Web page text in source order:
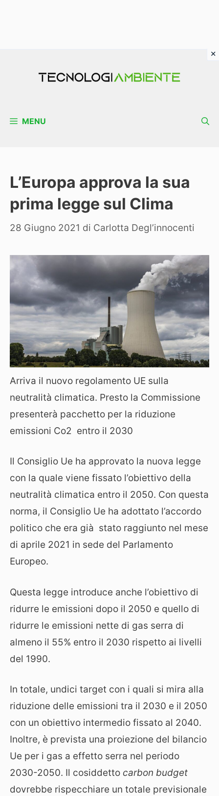
MENU
L’Europa approva la sua
prima legge sul Clima
28 Giugno 2021 di Carlotta Degl’innocenti
Arriva il nuovo regolamento UE sulla
neutralità climatica. Presto la Commissione
presenterà pacchetto per la riduzione
emissioni Co2 entro il 2030
Il Consiglio Ue ha approvato la nuova legge
con la quale viene fissato l’obiettivo della
neutralità climatica entro il 2050. Con questa
norma, il Consiglio Ue ha adottato l’accordo
politico che era già stato raggiunto nel mese
di aprile 2021 in sede del Parlamento
Europeo.
Questa legge introduce anche l’obiettivo di
ridurre le emissioni dopo il 2050 e quello di
ridurre le emissioni nette di gas serra di
almeno il 55% entro il 2030 rispetto ai livelli
del 1990.
In totale, undici target con i quali si mira alla
riduzione delle emissioni tra il 2030 e il 2050
con un obiettivo intermedio fissato al 2040.
Inoltre, è prevista una proiezione del bilancio
Ue per i gas a effetto serra nel periodo
2030-2050. Il cosiddetto carbon budget
dovrebbe rispecchiare un totale previsionale